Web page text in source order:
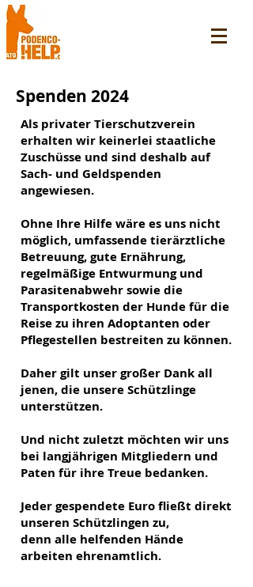
Spenden 2024
Als privater Tierschutzverein
erhalten wir keinerlei staatliche
Zuschüsse und sind deshalb auf
Sach- und Geldspenden
angewiesen.
Ohne Ihre Hilfe wäre es uns nicht
möglich, umfassende tierärztliche
Betreuung, gute Ernährung,
regelmäßige Entwurmung und
Parasitenabwehr sowie die
Transportkosten der Hunde für die
Reise zu ihren Adoptanten oder
Pflegestellen bestreiten zu können.
Daher gilt unser großer Dank all
jenen, die unsere Schützlinge
unterstützen.
Und nicht zuletzt möchten wir uns
bei langjährigen Mitgliedern und
Paten für ihre Treue bedanken.
Jeder gespendete Euro fließt direkt
unseren Schützlingen zu,
denn alle helfenden Hände
arbeiten ehrenamtlich.